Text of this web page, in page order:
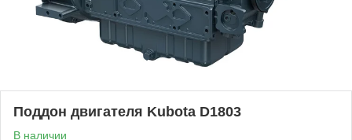
Поддон двигателя Kubota D1803
В наличии